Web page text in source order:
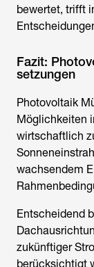
bewertet, trifft
Fazit:
setzungen
Photovoltaik
Möglichkeiten
wirtschaftlich
wachsendem
Entscheidend
zukünftiger
berücksichtigt